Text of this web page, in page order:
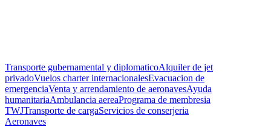
Transporte gubernamental y diplomaticoAlquiler de jet
privadoVuelos charter internacionalesEvacuacion de
emergenciaVenta y arrendamiento de aeronavesAyuda
humanitariaAmbulancia aereaPrograma de membresia
TWJTransporte de cargaServicios de conserjeria
Aeronaves